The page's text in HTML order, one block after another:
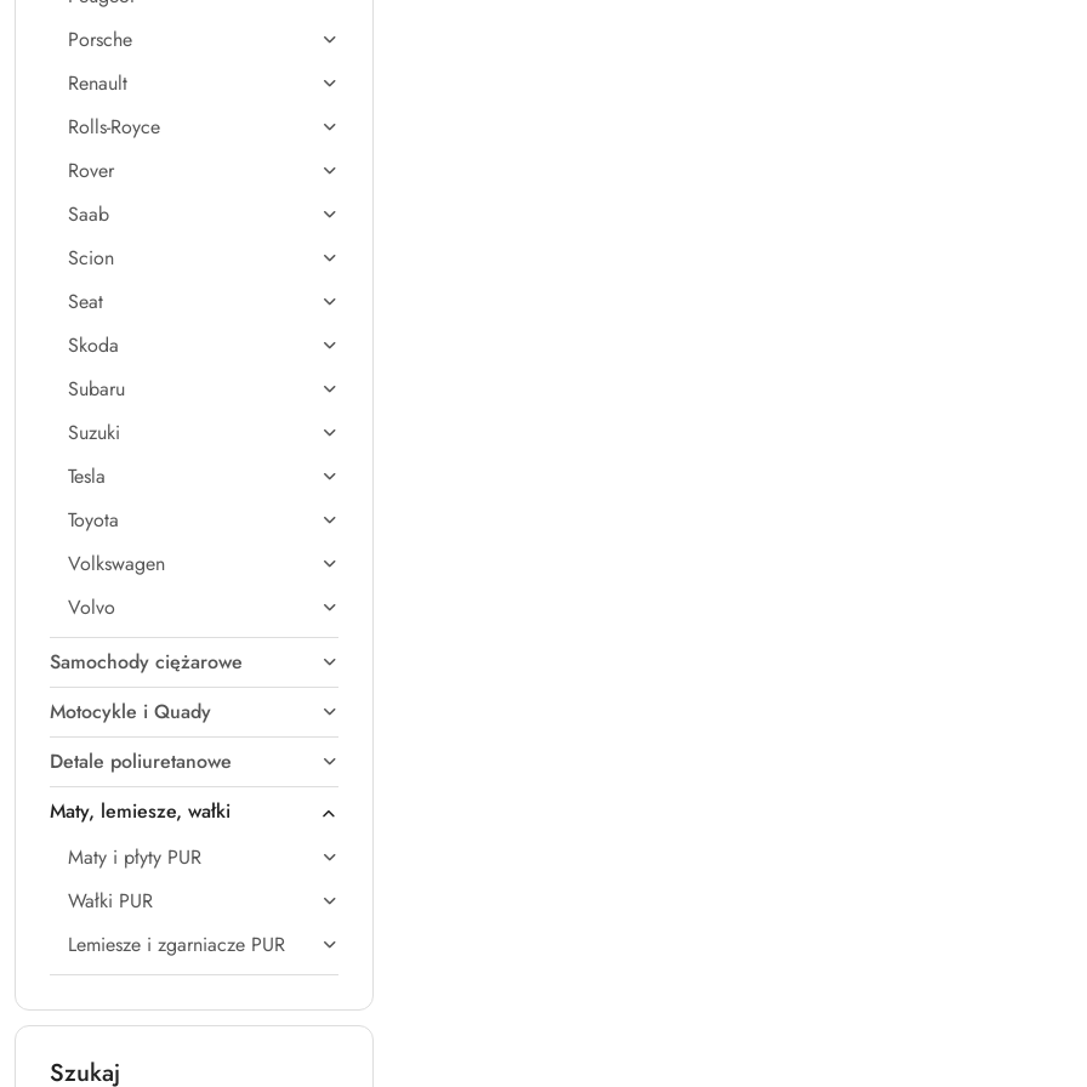
Porsche
Renault
Rolls-Royce
Rover
Saab
Scion
Seat
Skoda
Subaru
Suzuki
Tesla
Toyota
Volkswagen
Volvo
Samochody ciężarowe
Motocykle i Quady
Detale poliuretanowe
Maty, lemiesze, wałki
Maty i płyty PUR
Wałki PUR
Lemiesze i zgarniacze PUR
Szukaj